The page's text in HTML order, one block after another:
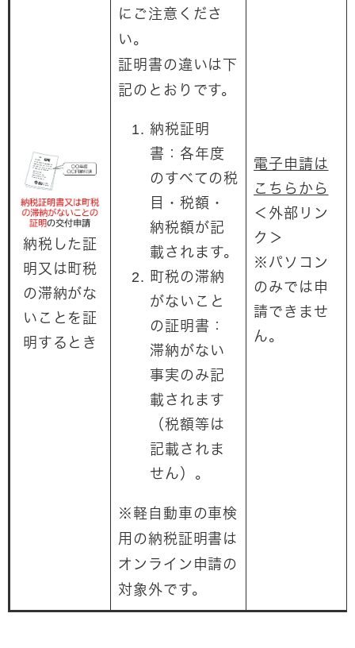
納税した証
明又は町税
の滞納がな
いことを証
明するとき
にご注意くださ
い。
証明書の違いは下
記のとおりです。
納税証明
書：各年度
のすべての税
目・税額・
納税額が記
載されます。
町税の滞納
がないこと
の証明書：
滞納がない
事実のみ記
載されます
（税額等は
記載されま
せん）。
※軽自動車の車検
用の納税証明書は
オンライン申請の
対象外です。
電子申請は
こちらから
＜外部リン
ク＞
※パソコン
のみでは申
請できませ
ん。